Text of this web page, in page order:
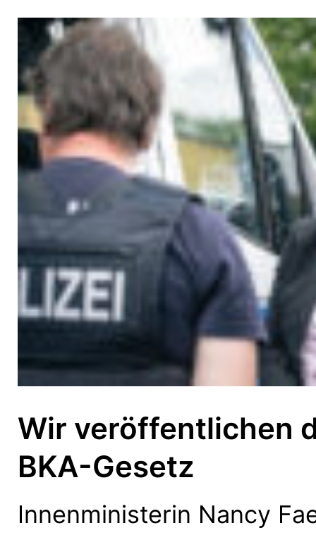
Wir veröffentlichen
BKA-Gesetz
Innenministerin Nancy